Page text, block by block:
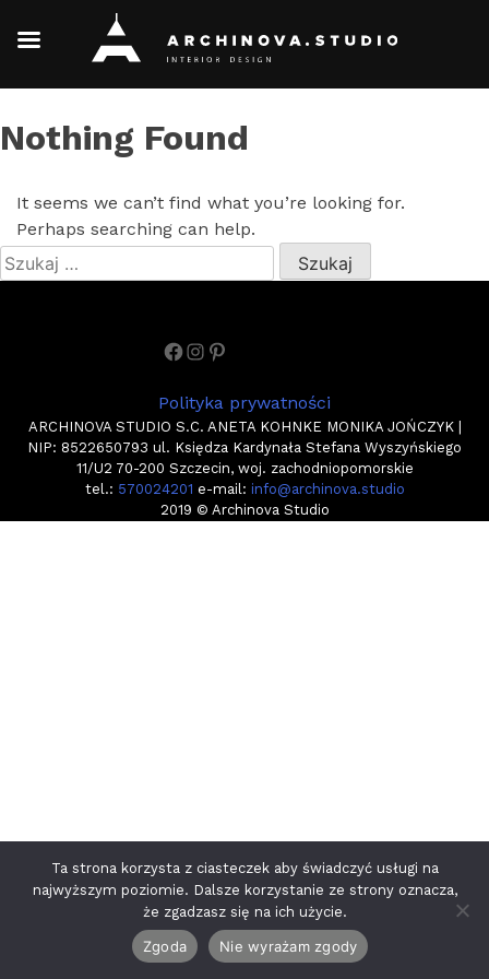
Skip
to
Nothing Found
It seems we can’t find what you’re looking for.
Perhaps searching can help.
Szukaj:
Facebook Instagram Pinterest
Polityka prywatności
ARCHINOVA STUDIO S.C. ANETA KOHNKE MONIKA JOŃCZYK |
NIP: 8522650793 ul. Księdza Kardynała Stefana Wyszyńskiego
11/U2 70-200 Szczecin, woj. zachodniopomorskie
tel.: 570024201 e-mail: info@archinova.studio
2019 © Archinova Studio
Ta strona korzysta z ciasteczek aby świadczyć usługi na
najwyższym poziomie. Dalsze korzystanie ze strony oznacza,
że zgadzasz się na ich użycie.
Zgoda Nie wyrażam zgody